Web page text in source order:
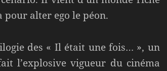
pour alter ego le péon.
des « Il était une fois… », un
l’explosive vigueur du cinéma